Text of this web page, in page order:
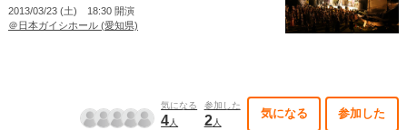
2013/03/23 (土) 18:30 開演
＠日本ガイシホール (愛知県)
気になる
4人
参加した
2人
気になる 参加した